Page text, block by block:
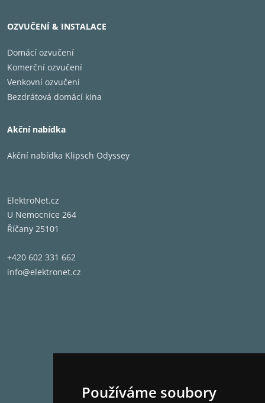
Používáme soubory
OZVUČENÍ & INSTALACE
Domácí ozvučení
Komerční ozvučení
Venkovní ozvučení
Bezdrátová domácí kina
Akční nabídka
Akční nabídka Klipsch Odyssey
ElektroNet.cz
U Nemocnice 264
Říčany 25101
+420 602 331 662
info@elektronet.cz